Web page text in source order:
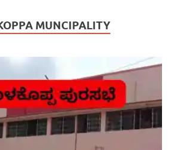
MUNCIPALITY